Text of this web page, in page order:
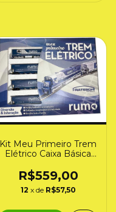
Kit Meu Primeiro Trem
Elétrico Caixa Básica
(6526) - Modelo Novo
R$559,00
12 x de R$57,50